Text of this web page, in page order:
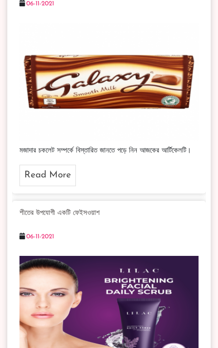
06-11-2021
মজাদার চকলেট সম্পর্কে বিস্তারিত জানতে পড়ে নিন আজকের আর্টিকেলটি।
Read More
শীতের উপযোগী একটি ফেইসওয়াশ
06-11-2021